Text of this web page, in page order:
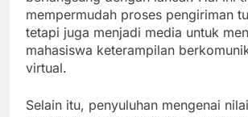
mempermudah proses pengiriman
tetapi juga menjadi media untuk
mahasiswa keterampilan
virtual.
Selain itu, penyuluhan mengenai